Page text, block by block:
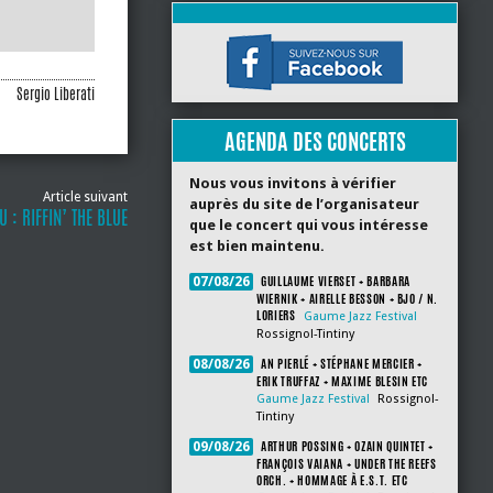
Sergio Liberati
Article suivant
: RIFFIN’ THE BLUE
AGENDA DES CONCERTS
Nous vous invitons à vérifier
auprès du site de l’organisateur
que le concert qui vous intéresse
est bien maintenu.
07/08/26
GUILLAUME VIERSET + BARBARA
WIERNIK + AIRELLE BESSON + BJO / N.
LORIERS
Gaume Jazz Festival
Rossignol-Tintiny
08/08/26
AN PIERLÉ + STÉPHANE MERCIER +
ERIK TRUFFAZ + MAXIME BLESIN ETC
Gaume Jazz Festival
Rossignol-
Tintiny
09/08/26
ARTHUR POSSING + OZAIN QUINTET +
FRANÇOIS VAIANA + UNDER THE REEFS
ORCH. + HOMMAGE À E.S.T. ETC